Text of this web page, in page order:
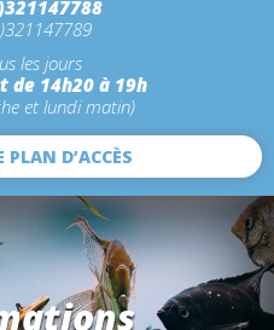
les jours
de 14h20 à 19h
et lundi matin)
D’ACCÈS